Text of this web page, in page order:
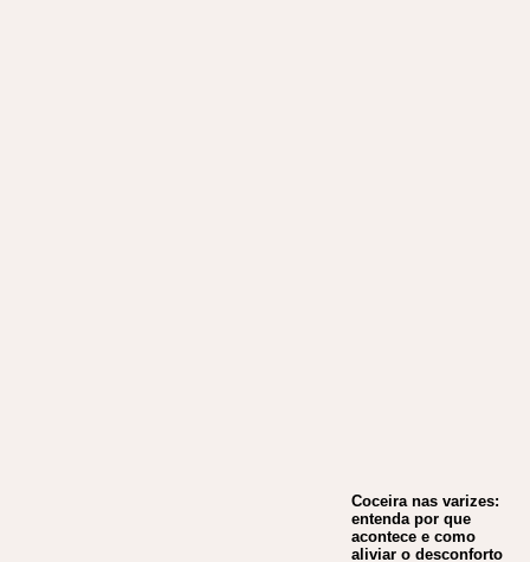
Coceira nas varizes:
entenda por que
acontece e como
aliviar o desconforto